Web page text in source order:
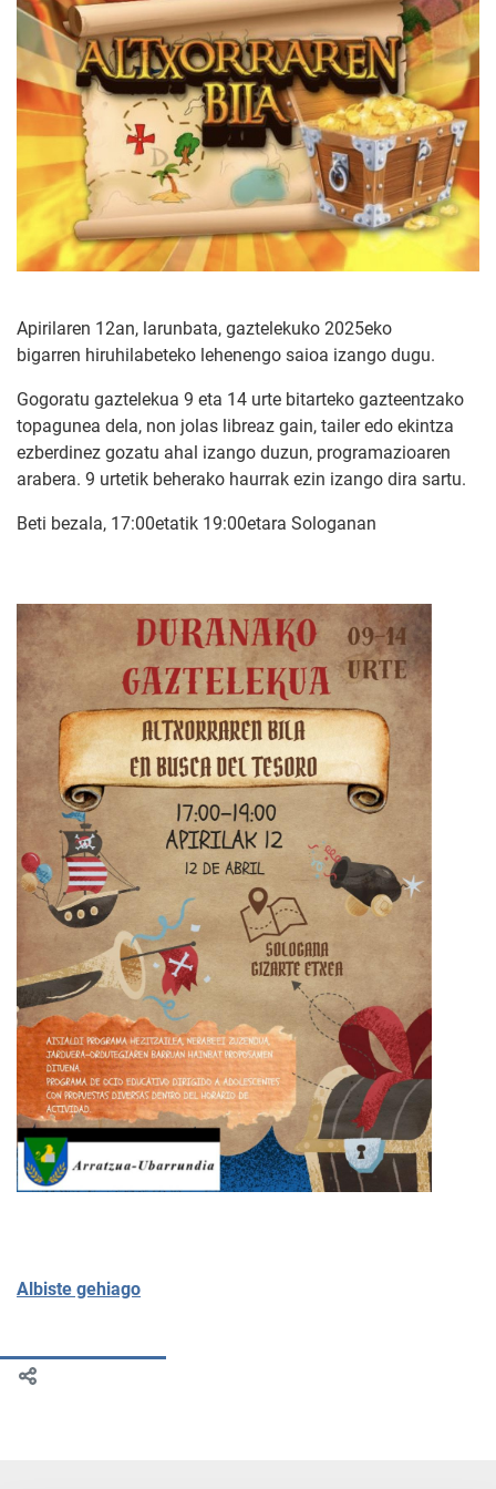
Apirilaren 12an, larunbata, gaztelekuko 2025eko
bigarren hiruhilabeteko lehenengo saioa izango dugu.
Gogoratu gaztelekua 9 eta 14 urte bitarteko gazteentzako
topagunea dela, non jolas libreaz gain, tailer edo ekintza
ezberdinez gozatu ahal izango duzun, programazioaren
arabera. 9 urtetik beherako haurrak ezin izango dira sartu.
Beti bezala, 17:00etatik 19:00etara Sologanan
Albiste gehiago